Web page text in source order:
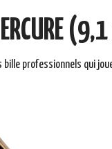
bille professionnels qui